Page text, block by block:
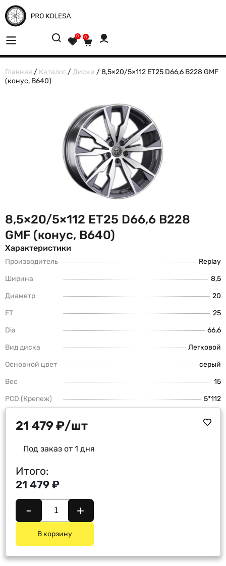
0 0
Главная / Каталог /Диски / 8,5×20/5×112 ET25 D66,6 B228 GMF
(конус, B640)
8,5×20/5×112 ET25 D66,6 B228
GMF (конус, B640)
Характеристики
Производитель
Replay
Ширина
8,5
Диаметр
20
ET
25
Dia
66,6
Вид диска
Легковой
Основной цвет
серый
Вес
15
PCD (Крепеж)
5*112
21 479₽/шт
Под заказ от 1 дня
Итого:
21 479 ₽
- +
В корзину